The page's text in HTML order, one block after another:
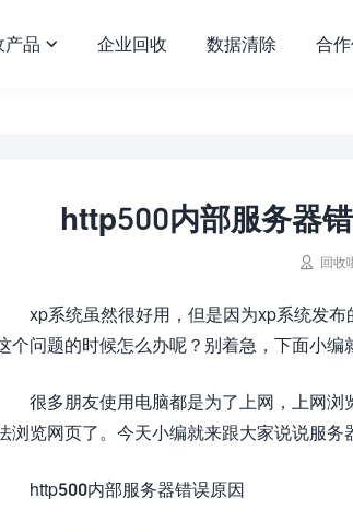
产品  企业回收 数据清除 合
http500内部服务器
 回收
xp系统虽然很好用，但是因为xp系统发
个问题的时候怎么办呢？别着急，下面小编
很多朋友使用电脑都是为了上网，上网
浏览网页了。今天小编就来跟大家说说服
http500内部服务器错误原因